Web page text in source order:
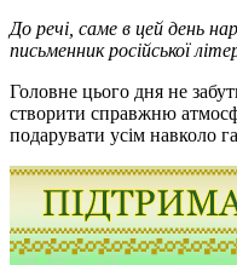
До речі, саме в цей день
письменник російської
Головне цього дня не
створити справжню
подарувати усім навколо